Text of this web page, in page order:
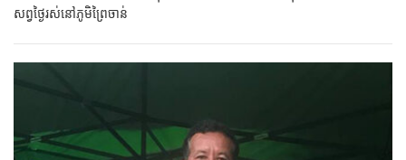
សព្វថ្ងៃរស់នៅភូមិព្រៃចាន់